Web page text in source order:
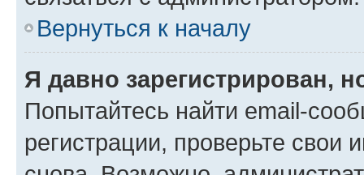
Вернуться к началу
Я давно зарегистрирован,
Попытайтесь найти email-
регистрации, проверьте свои